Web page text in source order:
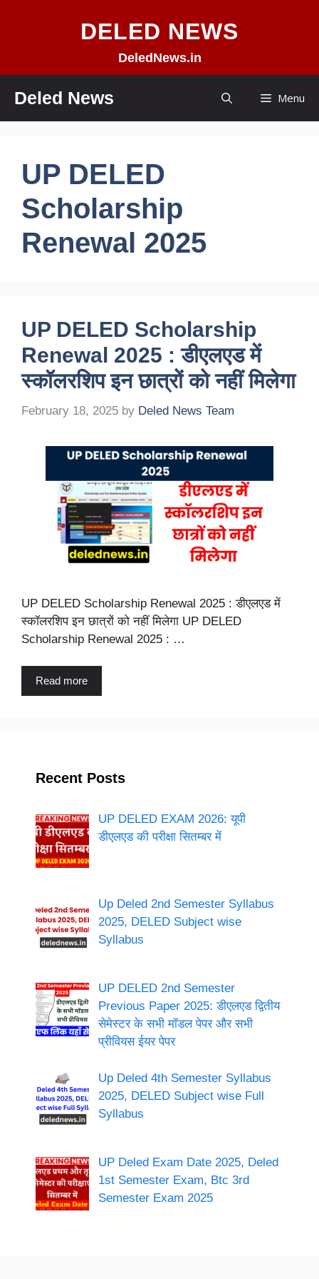
DELED NEWS
DeledNews.in
Deled News Menu
UP DELED
Scholarship
Renewal 2025
UP DELED Scholarship
Renewal 2025 : डीएलएड में
स्कॉलरशिप इन छात्रों को नहीं मिलेगा
February 18, 2025 by Deled News Team
UP DELED Scholarship Renewal 2025 : डीएलएड में
स्कॉलरशिप इन छात्रों को नहीं मिलेगा UP DELED
Scholarship Renewal 2025 : …
Read more
Recent Posts
UP DELED EXAM 2026: यूपी
डीएलएड की परीक्षा सितम्बर में
Up Deled 2nd Semester Syllabus
2025, DELED Subject wise
Syllabus
UP DELED 2nd Semester
Previous Paper 2025: डीएलएड द्वितीय
सेमेस्टर के सभी मॉडल पेपर और सभी
प्रीवियस ईयर पेपर
Up Deled 4th Semester Syllabus
2025, DELED Subject wise Full
Syllabus
UP Deled Exam Date 2025, Deled
1st Semester Exam, Btc 3rd
Semester Exam 2025